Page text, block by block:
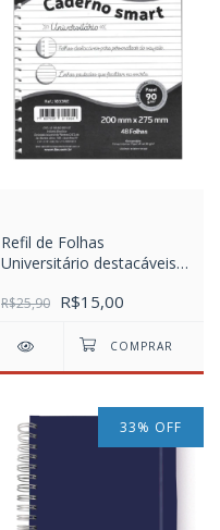
Refil de Folhas
Universitário destacáveis
Caderno SMART
R$25,90 R$15,00
33% OFF